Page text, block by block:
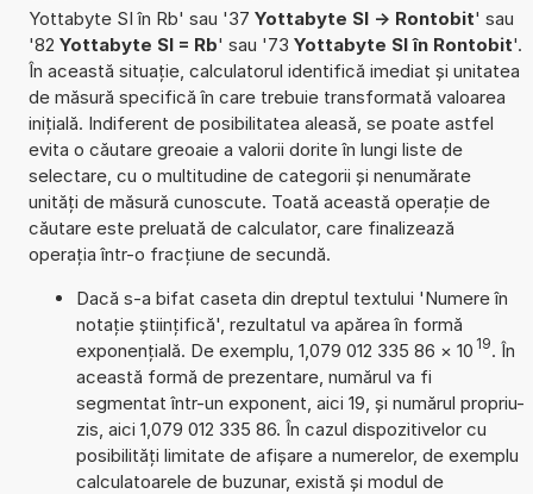
Yottabyte SI în Rb' sau '37 Yottabyte SI -> Rontobit' sau
'82 Yottabyte SI = Rb' sau '73 Yottabyte SI în Rontobit'.
În această situație, calculatorul identifică imediat și unitatea
de măsură specifică în care trebuie transformată valoarea
inițială. Indiferent de posibilitatea aleasă, se poate astfel
evita o căutare greoaie a valorii dorite în lungi liste de
selectare, cu o multitudine de categorii și nenumărate
unități de măsură cunoscute. Toată această operație de
căutare este preluată de calculator, care finalizează
operația într-o fracțiune de secundă.
Dacă s-a bifat caseta din dreptul textului 'Numere în
notație științifică', rezultatul va apărea în formă
exponențială. De exemplu, 1,079 012 335 86 × 10 19. În
această formă de prezentare, numărul va fi
segmentat într-un exponent, aici 19, și numărul propriu-
zis, aici 1,079 012 335 86. În cazul dispozitivelor cu
posibilități limitate de afișare a numerelor, de exemplu
calculatoarele de buzunar, există și modul de